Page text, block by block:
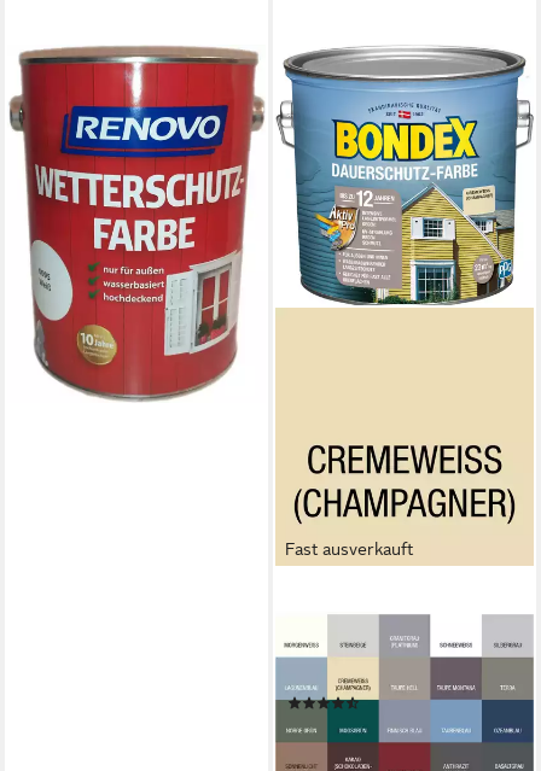
RENOVO
Wetterschutzfarbe weiß
0095 / 2830, hoch
wetterbeständig, UV-
beständig
41,86 €
(16,74 €/ 1 l)
lieferbar - in 2-3 Werktagen bei dir
Fast ausverkauft
Dauerschutzfarbe 2,5 L
cremeweiß
(5)
ab 48,99 € UVP54,59 €